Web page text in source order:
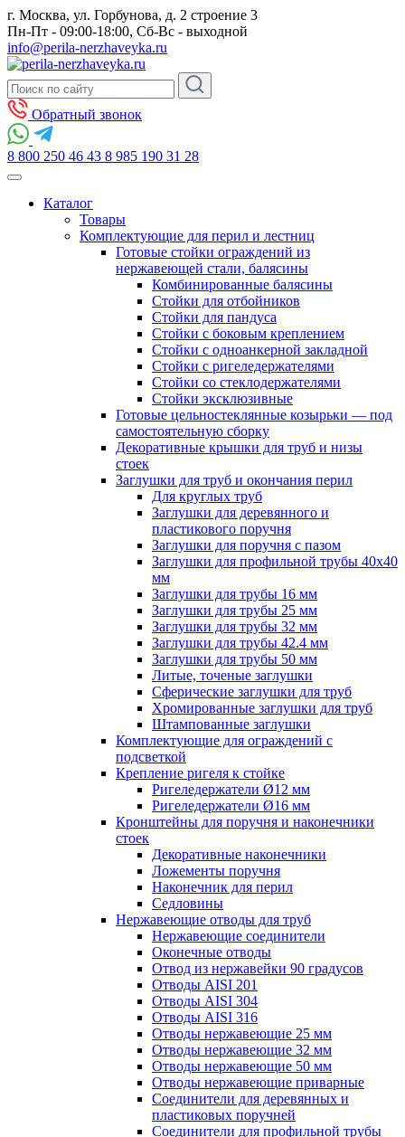
г. Москва, ул. Горбунова, д. 2 строение 3
Пн-Пт - 09:00-18:00, Сб-Вс - выходной
info@perila-nerzhaveyka.ru
Обратный звонок
8 800 250 46 43 8 985 190 31 28
Каталог
Товары
Комплектующие для перил и лестниц
Готовые стойки ограждений из
нержавеющей стали, балясины
Комбинированные балясины
Стойки для отбойников
Стойки для пандуса
Стойки с боковым креплением
Стойки с одноанкерной закладной
Стойки с ригеледержателями
Стойки со стеклодержателями
Стойки эксклюзивные
Готовые цельностеклянные козырьки — под
самостоятельную сборку
Декоративные крышки для труб и низы
стоек
Заглушки для труб и окончания перил
Для круглых труб
Заглушки для деревянного и
пластикового поручня
Заглушки для поручня с пазом
Заглушки для профильной трубы 40х40
мм
Заглушки для трубы 16 мм
Заглушки для трубы 25 мм
Заглушки для трубы 32 мм
Заглушки для трубы 42.4 мм
Заглушки для трубы 50 мм
Литые, точеные заглушки
Сферические заглушки для труб
Хромированные заглушки для труб
Штампованные заглушки
Комплектующие для ограждений с
подсветкой
Крепление ригеля к стойке
Ригеледержатели Ø12 мм
Ригеледержатели Ø16 мм
Кронштейны для поручня и наконечники
стоек
Декоративные наконечники
Ложементы поручня
Наконечник для перил
Седловины
Нержавеющие отводы для труб
Нержавеющие соединители
Оконечные отводы
Отвод из нержавейки 90 градусов
Отводы AISI 201
Отводы AISI 304
Отводы AISI 316
Отводы нержавеющие 25 мм
Отводы нержавеющие 32 мм
Отводы нержавеющие 50 мм
Отводы нержавеющие приварные
Соединители для деревянных и
пластиковых поручней
Соединители для профильной трубы